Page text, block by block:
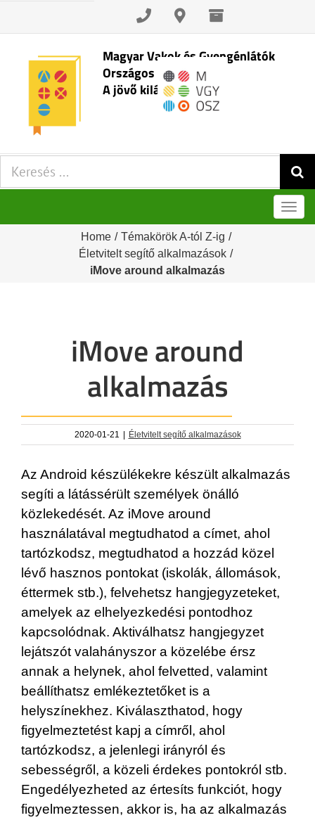
Skip
content
Magyar Vakok és Gyengénlátók
Országos Szövetsége
A jövő kilátásai
Keresés:
Home / Témakörök A-tól Z-ig /
Életvitelt segítő alkalmazások /
iMove around alkalmazás
iMove around
alkalmazás
2020-01-21 | Életvitelt segítő alkalmazások
Az Android készülékekre készült alkalmazás
segíti a látássérült személyek önálló
közlekedését. Az iMove around
használatával megtudhatod a címet, ahol
tartózkodsz, megtudhatod a hozzád közel
lévő hasznos pontokat (iskolák, állomások,
éttermek stb.), felvehetsz hangjegyzeteket,
amelyek az elhelyezkedési pontodhoz
kapcsolódnak. Aktiválhatsz hangjegyzet
lejátszót valahányszor a közelébe érsz
annak a helynek, ahol felvetted, valamint
beállíthatsz emlékeztetőket is a
helyszínekhez. Kiválaszthatod, hogy
figyelmeztetést kapj a címről, ahol
tartózkodsz, a jelenlegi irányról és
sebességről, a közeli érdekes pontokról stb.
Engedélyezheted az értesíts funkciót, hogy
figyelmeztessen, akkor is, ha az alkalmazás